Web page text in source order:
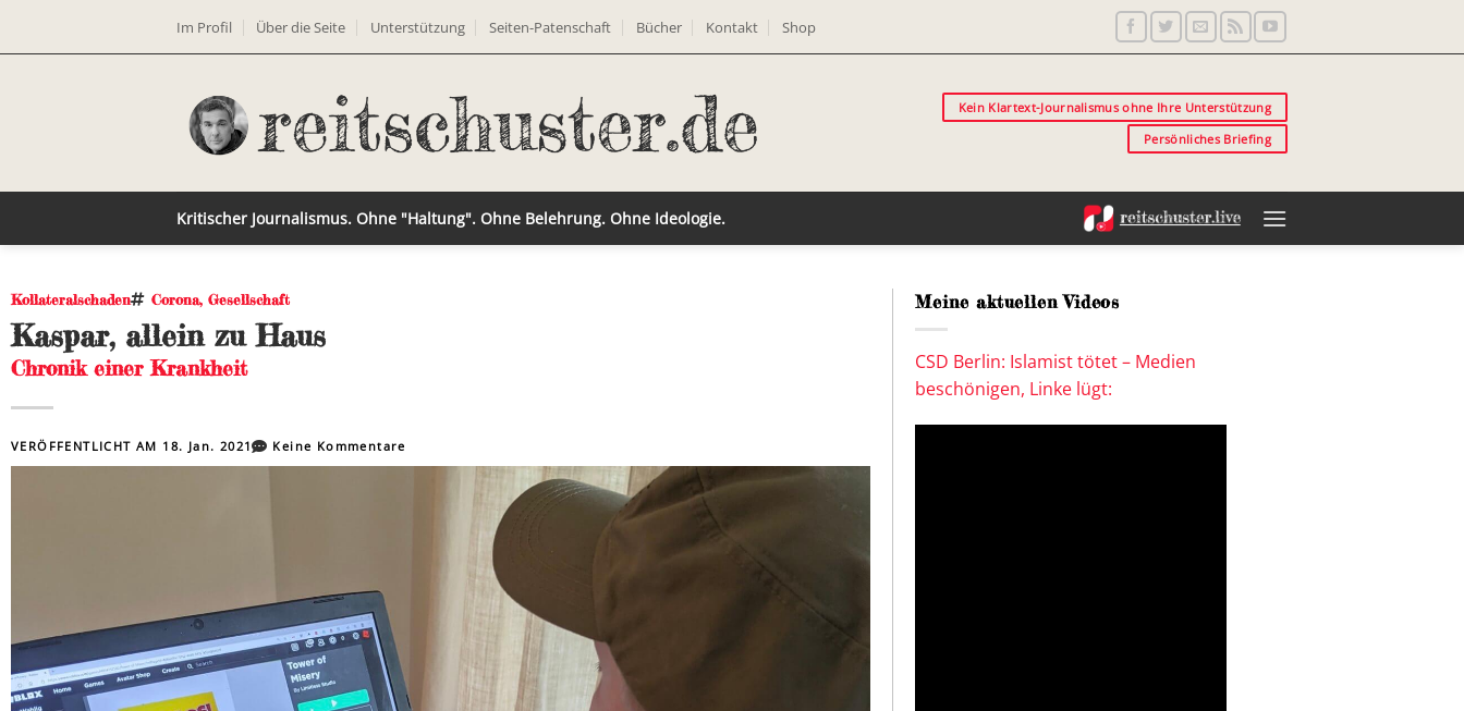
Im Profil Über die Seite Unterstützung Seiten-Patenschaft Bücher Kontakt Shop
Kein Klartext-Journalismus ohne Ihre Unterstützung
Persönliches Briefing
Kritischer Journalismus. Ohne "Haltung". Ohne Belehrung. Ohne Ideologie.
Kollateralschaden Corona, Gesellschaft
Kaspar, allein zu Haus
Chronik einer Krankheit
VERÖFFENTLICHT AM 18. Jan. 2021 Keine Kommentare
Meine aktuellen Videos
CSD Berlin: Islamist tötet – Medien
beschönigen, Linke lügt: